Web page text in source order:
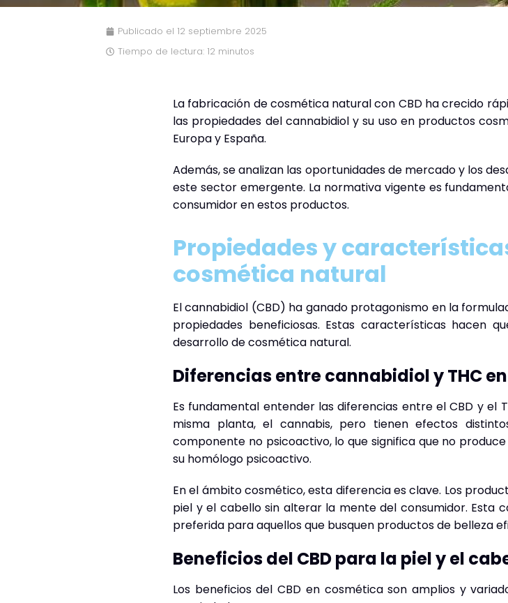
Publicado el 12 septiembre 2025
Tiempo de lectura: 12 minutos
La fabricación de cosmética natural con CBD ha crecido
las propiedades del cannabidiol y su uso en productos
Europa y España.
Además, se analizan las oportunidades de mercado y los
este sector emergente. La normativa vigente es
consumidor en estos productos.
Propiedades y
cosmética natural
El cannabidiol (CBD) ha ganado protagonismo en la
propiedades beneficiosas. Estas características hacen
desarrollo de cosmética natural.
Diferencias entre cannabidiol y THC
Es fundamental entender las diferencias entre el CBD y el
misma planta, el cannabis, pero tienen efectos
componente no psicoactivo, lo que significa que no
su homólogo psicoactivo.
En el ámbito cosmético, esta diferencia es clave. Los
piel y el cabello sin alterar la mente del consumidor. Esta
preferida para aquellos que busquen productos de belleza
Beneficios del CBD para la piel y el
Los beneficios del CBD en cosmética son amplios y